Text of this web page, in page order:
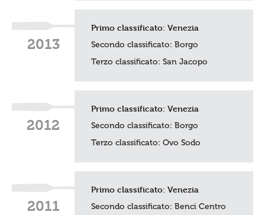
2013
Primo classificato:Venezia
Secondo classificato: Borgo
Terzo classificato:San Jacopo
2012
Primo classificato:Venezia
Secondo classificato: Borgo
Terzo classificato:Ovo Sodo
2011
Primo classificato:Venezia
Secondo classificato: Benci Centro